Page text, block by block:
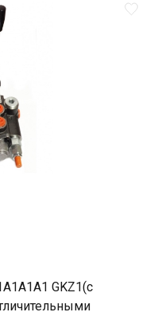
GKZ1(с